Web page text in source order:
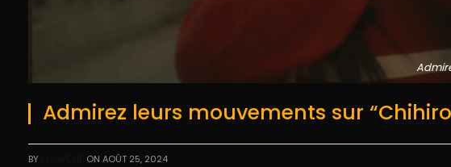
Admirez leurs mouvements sur
BY ON AOÛT 25, 2024